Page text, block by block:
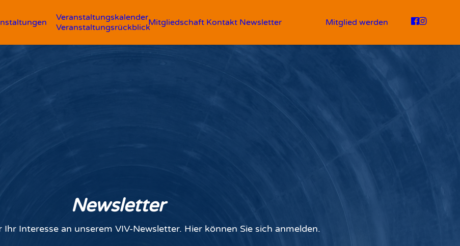
Veranstaltungskalender
VeranstaltungsrückblickMitgliedschaft Kontakt Newsletter Mitglied werden
Newsletter
Interesse an unserem VIV-Newsletter. Hier können Sie sich anmelden.